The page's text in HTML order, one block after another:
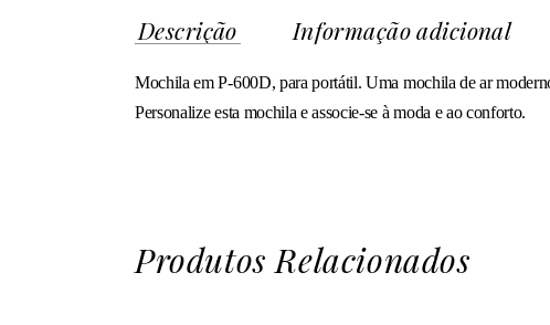
Descrição Informação adicional
Mochila em P-600D, para portátil. Uma mochila de ar
Personalize esta mochila e associe-se à moda e ao conforto.
Produtos Relacionados